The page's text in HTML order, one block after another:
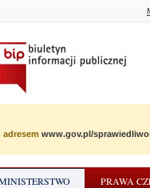
www.gov.pl/
PRAWA